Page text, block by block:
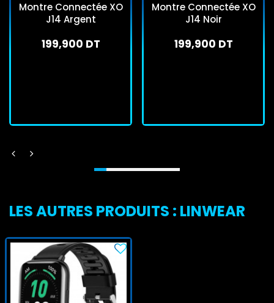
Montre Connectée XO
J14 Argent
199,900 DT
Montre Connectée XO
J14 Noir
199,900 DT
LES AUTRES PRODUITS : LINWEAR